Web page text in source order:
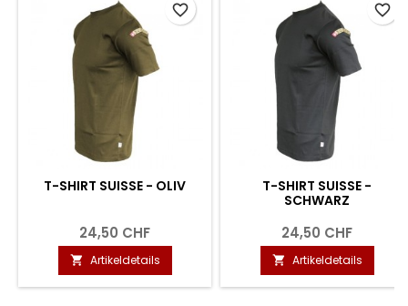
T-SHIRT SUISSE - OLIV
24,50 CHF
 Artikeldetails
favorite_border
T-SHIRT SUISSE -
SCHWARZ
24,50 CHF
 Artikeldetails
favorite_border